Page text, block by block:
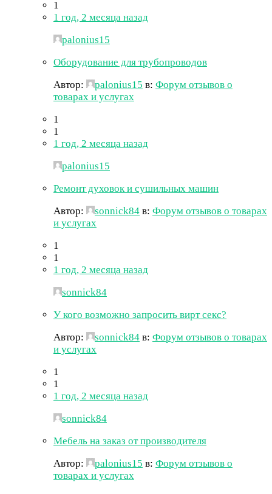
1
1 год, 2 месяца назад
palonius15
Оборудование для трубопроводов
Автор:
palonius15 в: Форум отзывов о
товарах и услугах
1
1
1 год, 2 месяца назад
palonius15
Ремонт духовок и сушильных машин
Автор:
sonnick84 в: Форум отзывов о товарах
и услугах
1
1
1 год, 2 месяца назад
sonnick84
У кого возможно запросить вирт секс?
Автор:
sonnick84 в: Форум отзывов о товарах
и услугах
1
1
1 год, 2 месяца назад
sonnick84
Мебель на заказ от производителя
Автор:
palonius15 в: Форум отзывов о
товарах и услугах